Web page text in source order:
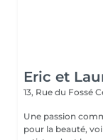
Eric et
13, Rue du Fossé
Une passion
pour la beauté,